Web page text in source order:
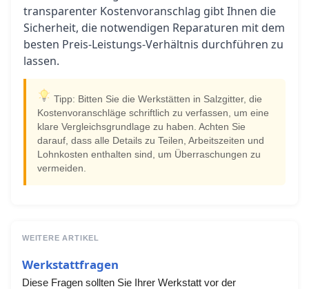
transparenter Kostenvoranschlag gibt Ihnen die
Sicherheit, die notwendigen Reparaturen mit dem
besten Preis-Leistungs-Verhältnis durchführen zu
lassen.
Tipp: Bitten Sie die Werkstätten in Salzgitter, die
Kostenvoranschläge schriftlich zu verfassen, um eine
klare Vergleichsgrundlage zu haben. Achten Sie
darauf, dass alle Details zu Teilen, Arbeitszeiten und
Lohnkosten enthalten sind, um Überraschungen zu
vermeiden.
WEITERE ARTIKEL
Werkstattfragen
Diese Fragen sollten Sie Ihrer Werkstatt vor der